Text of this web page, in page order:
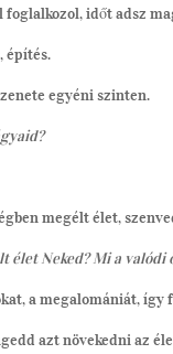
foglalkozol, időt adsz
építés.
egyéni szinten.
megélt élet,
élet Neked? Mi a
a megalomániát,
azt növekedni az